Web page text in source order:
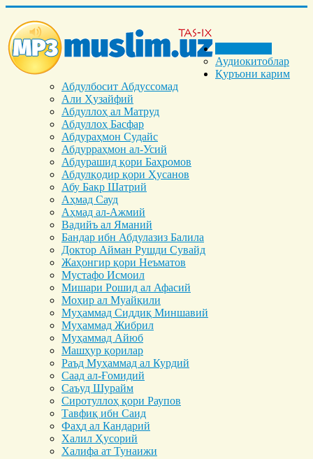
Аудиокитоблар
Қуръони карим
Абдулбосит Абдуссомад
Али Ҳузайфий
Абдуллоҳ ал Матруд
Абдуллоҳ Басфар
Абдураҳмон Судайс
Абдурраҳмон ал-Усий
Абдурашид қори Баҳромов
Абдулқодир қори Ҳусанов
Абу Бакр Шатрий
Аҳмад Сауд
Аҳмад ал-Ажмий
Вадийъ ал Яманий
Бандар ибн Абдулазиз Балила
Доктор Айман Рушди Сувайд
Жаҳонгир қори Неъматов
Мустафо Исмоил
Мишари Рошид ал Афасий
Моҳир ал Муайқили
Муҳаммад Cиддиқ Миншавий
Муҳаммад Жибрил
Муҳаммад Айюб
Машҳур қорилар
Раъд Муҳаммад ал Курдий
Саад ал-Ғомидий
Саъуд Шурайм
Сиротуллоҳ қори Раупов
Тавфиқ ибн Саид
Фаҳд ал Кандарий
Халил Ҳусорий
Халифа ат Тунаижи